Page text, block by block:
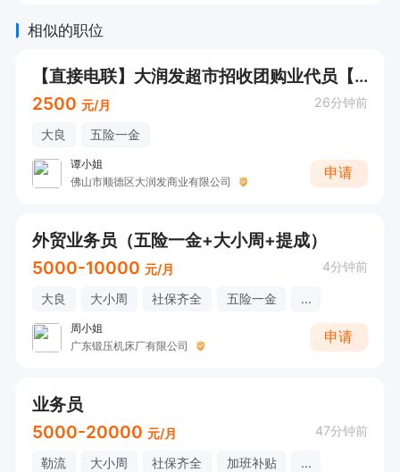
相似的职位
【直接电联】大润发超市招收团购业代员【底薪+奖金+伙食补贴】
2500 元/月 26分钟前
大良 五险一金
谭小姐
佛山市顺德区大润发商业有限公司
申请
外贸业务员（五险一金+大小周+提成）
5000-10000 元/月 4分钟前
大良 大小周 社保齐全 五险一金 ...
周小姐
广东锻压机床厂有限公司
申请
业务员
5000-20000 元/月 47分钟前
勒流 大小周 社保齐全 加班补贴 ...